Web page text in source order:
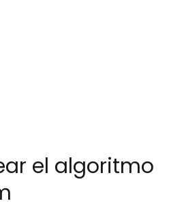
el algoritmo